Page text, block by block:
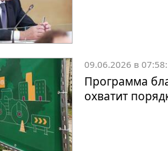
09.06.2026 в
Программа
охватит